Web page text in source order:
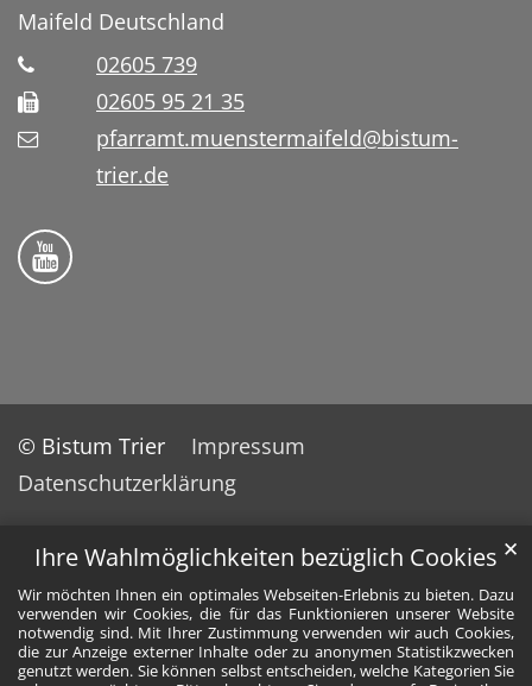
Ihre Wahlmöglichkeiten bezüglich Cookies
Wir möchten Ihnen ein optimales Webseiten-Erlebnis zu bieten. Dazu
verwenden wir Cookies, die für das Funktionieren unserer Website
notwendig sind. Mit Ihrer Zustimmung verwenden wir auch Cookies,
die zur Anzeige externer Inhalte oder zu anonymen Statistikzwecken
genutzt werden. Sie können selbst entscheiden, welche Kategorien Sie
✕
Maifeld Deutschland
02605 739
02605 95 21 35
pfarramt.muenstermaifeld@bistum-
trier.de
Folge uns auf YouTube
© Bistum Trier
Impressum
Datenschutzerklärung